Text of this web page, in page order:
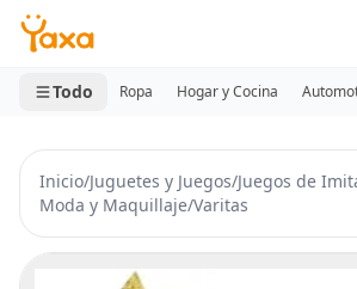
MINI CARRITO
0 productos
Todo Ropa Hogar y Cocina
Inicio/Juguetes y Juegos/Juegos de
Moda y Maquillaje/Varitas